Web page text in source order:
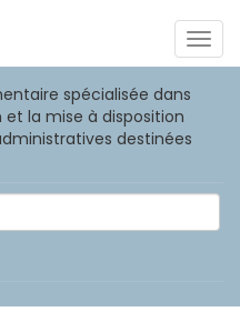
spécialisée dans
la mise à disposition
destinées